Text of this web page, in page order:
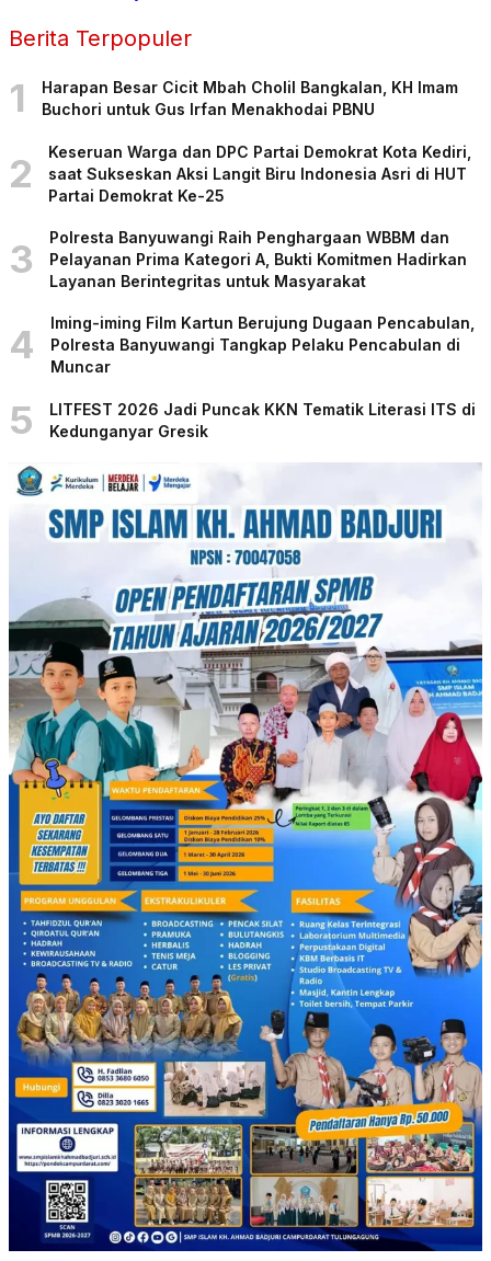
Berita Terpopuler
1
Harapan Besar Cicit Mbah Cholil Bangkalan, KH Imam
Buchori untuk Gus Irfan Menakhodai PBNU
2
Keseruan Warga dan DPC Partai Demokrat Kota Kediri,
saat Sukseskan Aksi Langit Biru Indonesia Asri di HUT
Partai Demokrat Ke-25
3
Polresta Banyuwangi Raih Penghargaan WBBM dan
Pelayanan Prima Kategori A, Bukti Komitmen Hadirkan
Layanan Berintegritas untuk Masyarakat
4
Iming-iming Film Kartun Berujung Dugaan Pencabulan,
Polresta Banyuwangi Tangkap Pelaku Pencabulan di
Muncar
5
LITFEST 2026 Jadi Puncak KKN Tematik Literasi ITS di
Kedunganyar Gresik